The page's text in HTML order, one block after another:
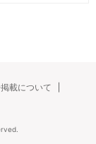
載について